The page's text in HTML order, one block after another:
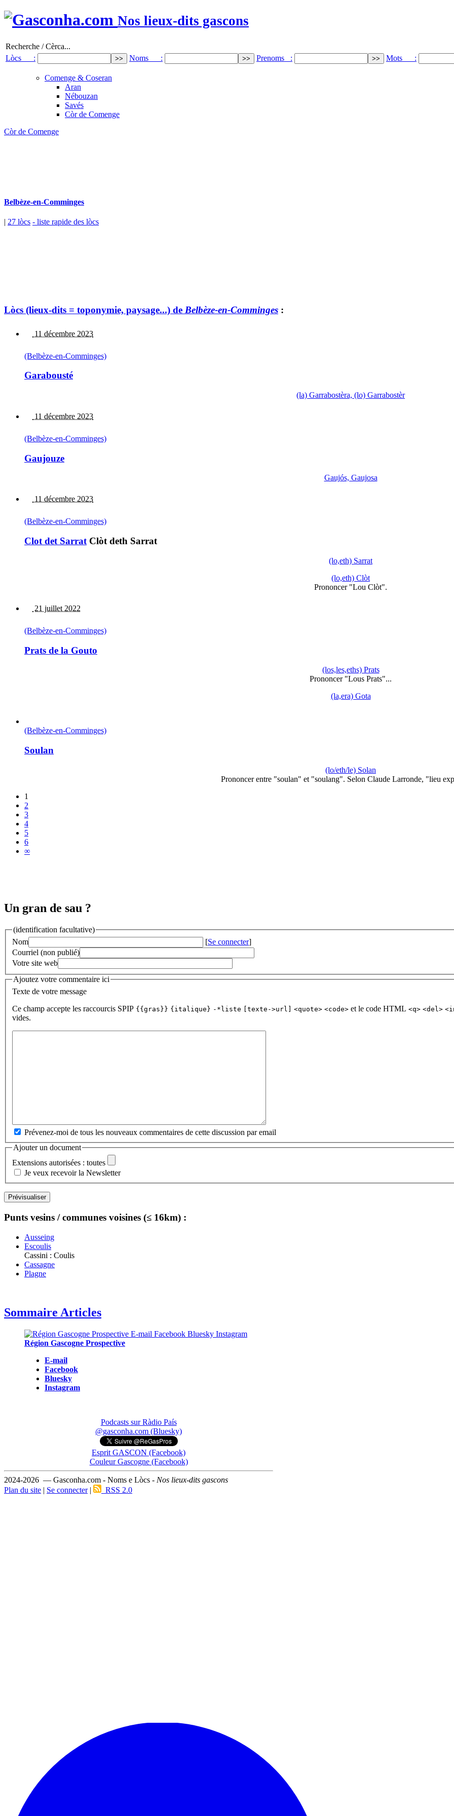
Nos lieux-dits gascons
Recherche / Cèrca...
Lòcs :
Noms : Prenoms : Mots :
Comenge & Coseran
Aran
Nébouzan
Savés
Còr de Comenge
Còr de Comenge
Belbèze-en-Comminges
| 27 lòcs - liste rapide des lòcs
Lòcs (lieux-dits = toponymie, paysage...) de Belbèze-en-Comminges :
11 décembre 2023
(Belbèze-en-Comminges)
Garabousté
(la) Garrabostèra, (lo) Garrabostèr
11 décembre 2023
(Belbèze-en-Comminges)
Gaujouze
Gaujós, Gaujosa
11 décembre 2023
(Belbèze-en-Comminges)
Clot det Sarrat Clòt deth Sarrat
(lo,eth) Sarrat
(lo,eth) Clòt
Prononcer "Lou Clòt".
21 juillet 2022
(Belbèze-en-Comminges)
Prats de la Gouto
(los,les,eths) Prats
Prononcer "Lous Prats"...
(la,era) Gota
(Belbèze-en-Comminges)
Soulan
(lo/eth/le) Solan
Prononcer entre "soulan" et "soulang". Selon Claude Larronde, "lieu
1
2
3
4
5
6
∞
Un gran de sau ?
(identification facultative)
Nom
[Se connecter]
Courriel (non publié)
Votre site web
Ajoutez votre commentaire ici
Texte de votre message
Ce champ accepte les raccourcis SPIP {{gras}} {italique} -*liste [texte->url] <quote> <code> et le code HTML <q> <del>
vides.
Prévenez-moi de tous les nouveaux commentaires de cette discussion par email
Ajouter un document
Extensions autorisées : toutes
Je veux recevoir la Newsletter
Punts vesins / communes voisines (≤ 16km) :
Ausseing
Escoulis
Cassini : Coulis
Cassagne
Plagne
Sommaire Articles
Région Gascogne Prospective
E-mail
Facebook
Bluesky
Instagram
Podcasts sur Ràdio País
@gasconha.com (Bluesky)
Esprit GASCON (Facebook)
Couleur Gascogne (Facebook)
2024-2026 — Gasconha.com - Noms e Lòcs - Nos lieux-dits gascons
Plan du site | Se connecter| RSS 2.0